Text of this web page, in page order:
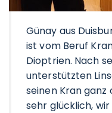
Günay aus
ist vom Beruf
Dioptrien. Nach
unterstützten
seinen Kran ganz
sehr glücklich, wir